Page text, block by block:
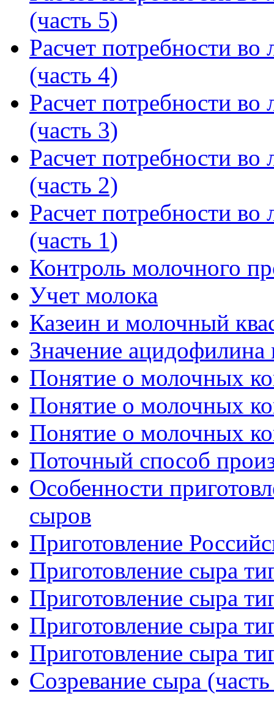
(часть 5)
Расчет потребности во
(часть 4)
Расчет потребности во
(часть 3)
Расчет потребности во
(часть 2)
Расчет потребности во
(часть 1)
Контроль молочного
Учет молока
Казеин и молочный
Значение ацидофилина
Понятие о молочных
Понятие о молочных
Понятие о молочных
Поточный способ
Особенности
сыров
Приготовление
Приготовление сыра
Приготовление сыра
Приготовление сыра
Приготовление сыра
Созревание сыра